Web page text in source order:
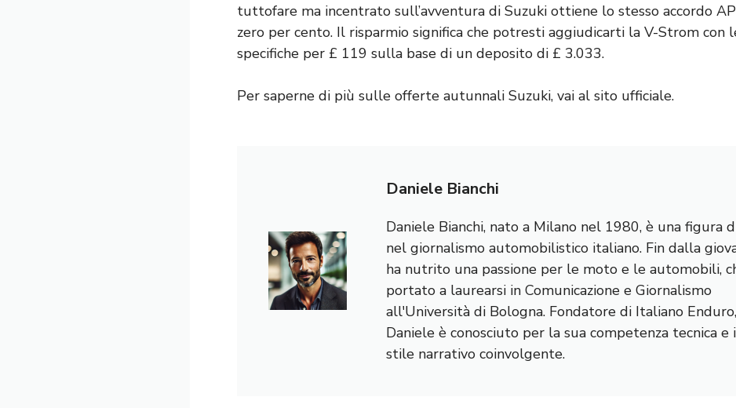
tuttofare ma incentrato sull’avventura di Suzuki ottiene lo stesso accordo
zero per cento. Il risparmio significa che potresti aggiudicarti la V-Strom con
specifiche per £ 119 sulla base di un deposito di £ 3.033.
Per saperne di più sulle offerte autunnali Suzuki, vai al sito ufficiale.
Daniele Bianchi
Daniele Bianchi, nato a Milano nel 1980, è una figura
nel giornalismo automobilistico italiano. Fin dalla
ha nutrito una passione per le moto e le automobili,
portato a laurearsi in Comunicazione e Giornalismo
all'Università di Bologna. Fondatore di Italiano Enduro,
Daniele è conosciuto per la sua competenza tecnica e
stile narrativo coinvolgente.